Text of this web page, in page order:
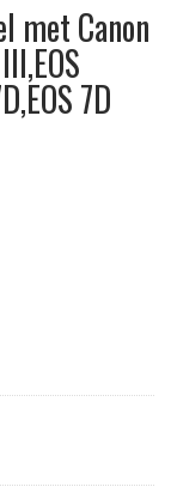
met Canon
7D